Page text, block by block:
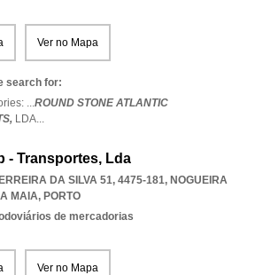
Ver no Mapa
search for:
...ROUND STONE ATLANTIC
LDA...
- Transportes, Lda
DA SILVA 51, 4475-181, NOGUEIRA
MAIA, PORTO
de mercadorias
Ver no Mapa